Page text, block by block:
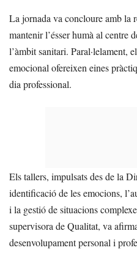
La jornada va concloure amb la
mantenir l’ésser humà al centre
l’àmbit sanitari. Paral·lelament,
emocional ofereixen eines
dia professional.
Els tallers, impulsats des de la
identificació de les emocions,
i la gestió de situacions
supervisora de Qualitat, va
desenvolupament personal i